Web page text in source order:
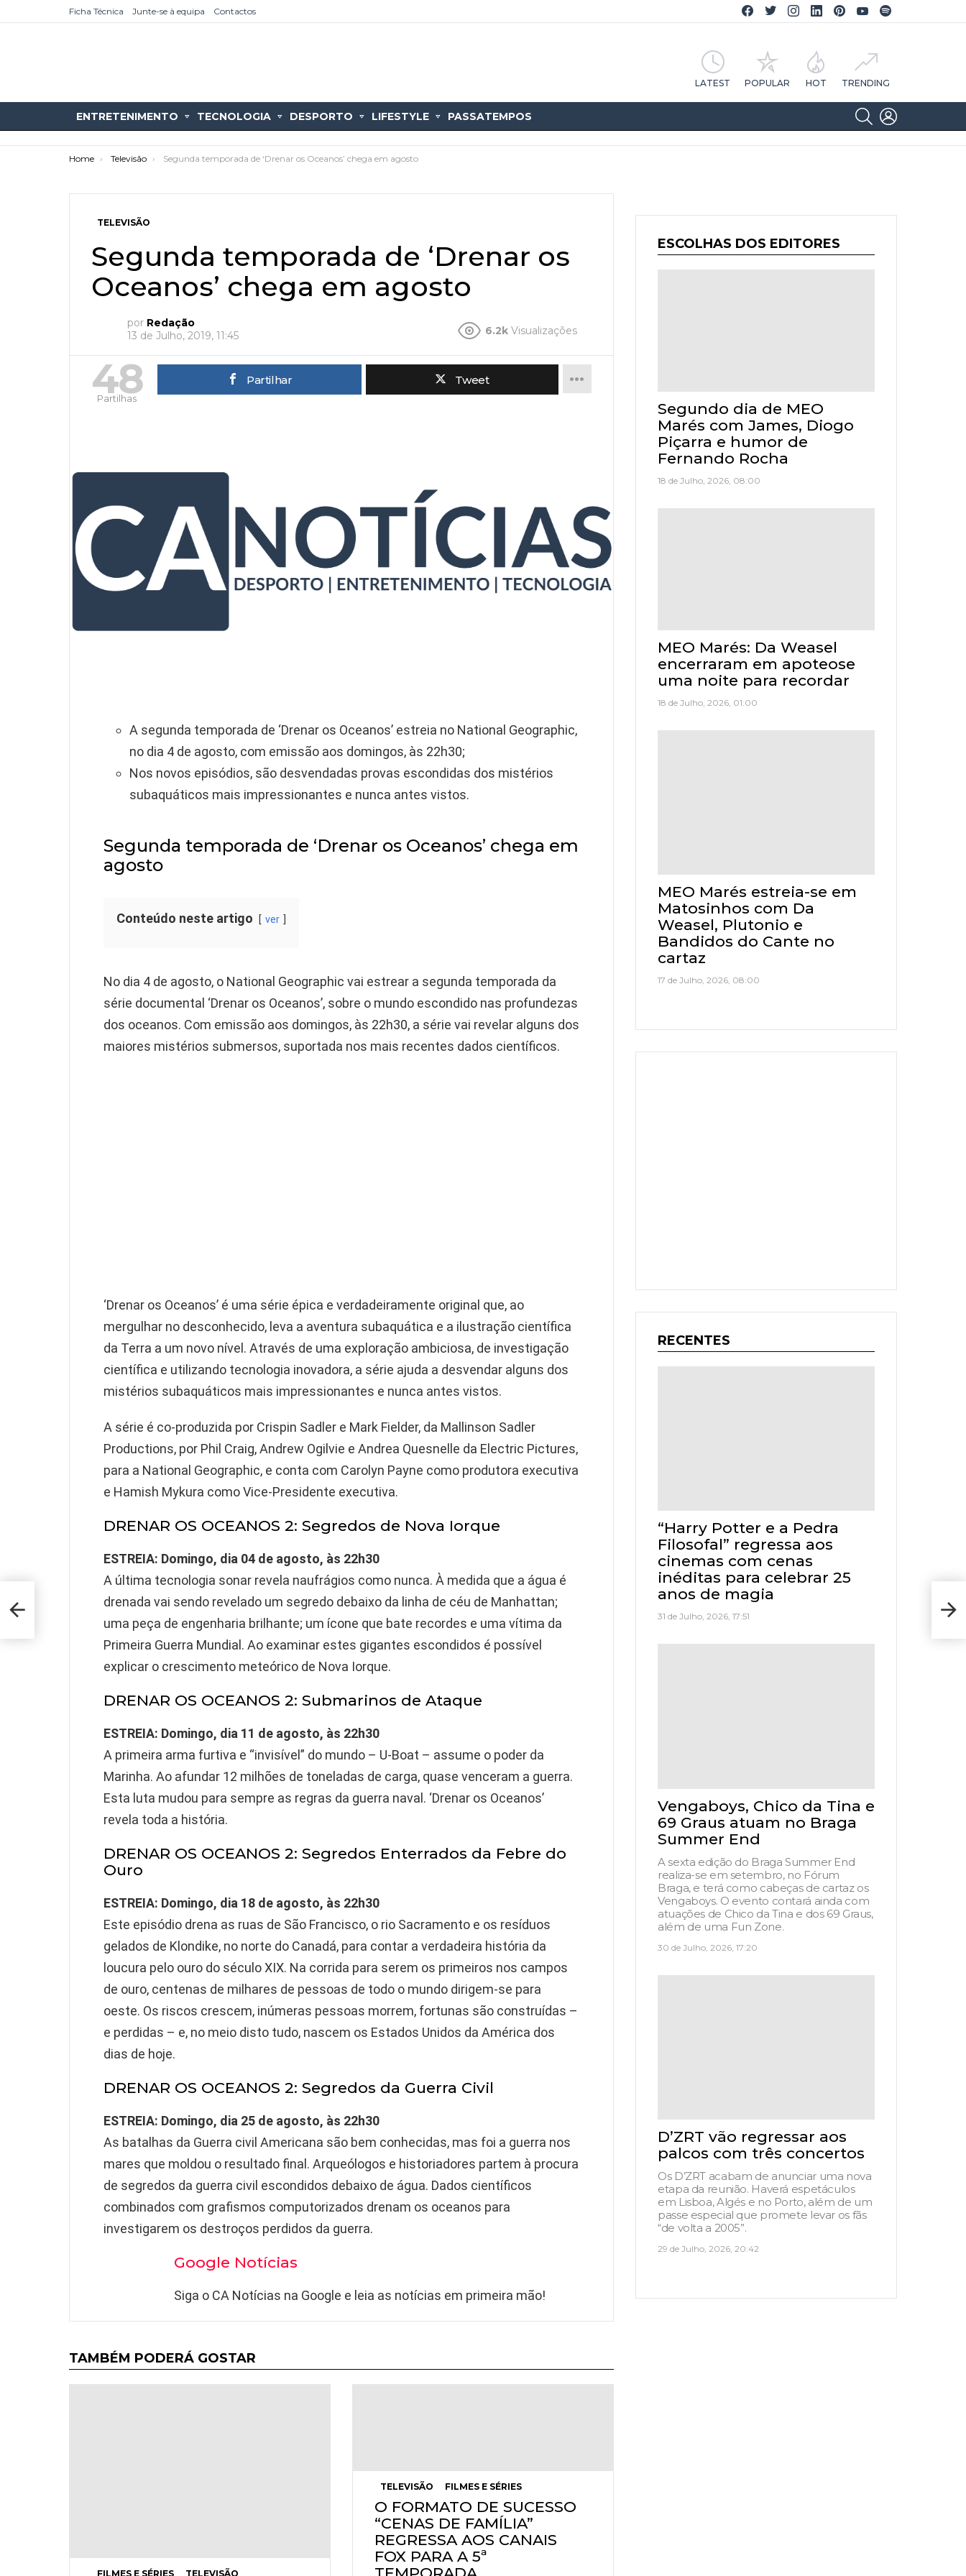
Ficha Técnica Junte-se à equipa Contactos
Facebook CA Notícias
Twitter CA Notícias
Instagram CA Notícias
Linkedin CA Notícias
Pinterest CA Notícias
YouTube CA Notícias
LATEST POPULAR HOT TRENDING
ENTRETENIMENTO TECNOLOGIA DESPORTO LIFESTYLE PASSATEMPOS
SEARCH
You are here:
Home Televisão Segunda temporada de ‘Drenar os Oceanos’ chega em agosto
TELEVISÃO
Segunda temporada de ‘Drenar os
Oceanos’ chega em agosto
por Redação
13 de Julho, 2019, 11:45
6.2k Visualizações
48
Partilhas
Partilhar Tweet
A segunda temporada de ‘Drenar os Oceanos’ estreia no National Geographic,
no dia 4 de agosto, com emissão aos domingos, às 22h30;
Nos novos episódios, são desvendadas provas escondidas dos mistérios
subaquáticos mais impressionantes e nunca antes vistos.
Segunda temporada de ‘Drenar os Oceanos’ chega em
agosto
Conteúdo neste artigo ver
No dia 4 de agosto, o National Geographic vai estrear a segunda temporada da
série documental ‘Drenar os Oceanos’, sobre o mundo escondido nas profundezas
dos oceanos. Com emissão aos domingos, às 22h30, a série vai revelar alguns dos
maiores mistérios submersos, suportada nos mais recentes dados científicos.
‘Drenar os Oceanos’ é uma série épica e verdadeiramente original que, ao
mergulhar no desconhecido, leva a aventura subaquática e a ilustração científica
da Terra a um novo nível. Através de uma exploração ambiciosa, de investigação
científica e utilizando tecnologia inovadora, a série ajuda a desvendar alguns dos
mistérios subaquáticos mais impressionantes e nunca antes vistos.
A série é co-produzida por Crispin Sadler e Mark Fielder, da Mallinson Sadler
Productions, por Phil Craig, Andrew Ogilvie e Andrea Quesnelle da Electric Pictures,
para a National Geographic, e conta com Carolyn Payne como produtora executiva
e Hamish Mykura como Vice-Presidente executiva.
DRENAR OS OCEANOS 2: Segredos de Nova Iorque
ESTREIA: Domingo, dia 04 de agosto, às 22h30
A última tecnologia sonar revela naufrágios como nunca. À medida que a água é
drenada vai sendo revelado um segredo debaixo da linha de céu de Manhattan;
uma peça de engenharia brilhante; um ícone que bate recordes e uma vítima da
Primeira Guerra Mundial. Ao examinar estes gigantes escondidos é possível
explicar o crescimento meteórico de Nova Iorque.
DRENAR OS OCEANOS 2: Submarinos de Ataque
ESTREIA: Domingo, dia 11 de agosto, às 22h30
A primeira arma furtiva e “invisível” do mundo – U-Boat – assume o poder da
Marinha. Ao afundar 12 milhões de toneladas de carga, quase venceram a guerra.
Esta luta mudou para sempre as regras da guerra naval. ‘Drenar os Oceanos’
revela toda a história.
DRENAR OS OCEANOS 2: Segredos Enterrados da Febre do
Ouro
ESTREIA: Domingo, dia 18 de agosto, às 22h30
Este episódio drena as ruas de São Francisco, o rio Sacramento e os resíduos
gelados de Klondike, no norte do Canadá, para contar a verdadeira história da
loucura pelo ouro do século XIX. Na corrida para serem os primeiros nos campos
de ouro, centenas de milhares de pessoas de todo o mundo dirigem-se para
oeste. Os riscos crescem, inúmeras pessoas morrem, fortunas são construídas –
e perdidas – e, no meio disto tudo, nascem os Estados Unidos da América dos
dias de hoje.
DRENAR OS OCEANOS 2: Segredos da Guerra Civil
ESTREIA: Domingo, dia 25 de agosto, às 22h30
As batalhas da Guerra civil Americana são bem conhecidas, mas foi a guerra nos
mares que moldou o resultado final. Arqueólogos e historiadores partem à procura
de segredos da guerra civil escondidos debaixo de água. Dados científicos
combinados com grafismos computorizados drenam os oceanos para
investigarem os destroços perdidos da guerra.
Google Notícias
Siga o CA Notícias na Google e leia as notícias em primeira mão!
TAMBÉM PODERÁ GOSTAR
FILMES E SÉRIES TELEVISÃO
TELEVISÃO FILMES E SÉRIES
O FORMATO DE SUCESSO
“CENAS DE FAMÍLIA”
REGRESSA AOS CANAIS
FOX PARA A 5ª
no
ESCOLHAS DOS EDITORES
Segundo dia de MEO
Marés com James, Diogo
Piçarra e humor de
Fernando Rocha
18 de Julho, 2026, 08:00
MEO Marés: Da Weasel
encerraram em apoteose
uma noite para recordar
18 de Julho, 2026, 01:00
MEO Marés estreia-se em
Matosinhos com Da
Weasel, Plutonio e
Bandidos do Cante no
cartaz
17 de Julho, 2026, 08:00
RECENTES
“Harry Potter e a Pedra
Filosofal” regressa aos
cinemas com cenas
inéditas para celebrar 25
anos de magia
31 de Julho, 2026, 17:51
Vengaboys, Chico da Tina e
69 Graus atuam no Braga
Summer End
A sexta edição do Braga Summer End
realiza-se em setembro, no Fórum
Braga, e terá como cabeças de cartaz os
Vengaboys. O evento contará ainda com
atuações de Chico da Tina e dos 69 Graus,
além de uma Fun Zone.
30 de Julho, 2026, 17:20
D’ZRT vão regressar aos
palcos com três concertos
Os D’ZRT acabam de anunciar uma nova
etapa da reunião. Haverá espetáculos
em Lisboa, Algés e no Porto, além de um
passe especial que promete levar os fãs
“de volta a 2005”.
29 de Julho, 2026, 20:42